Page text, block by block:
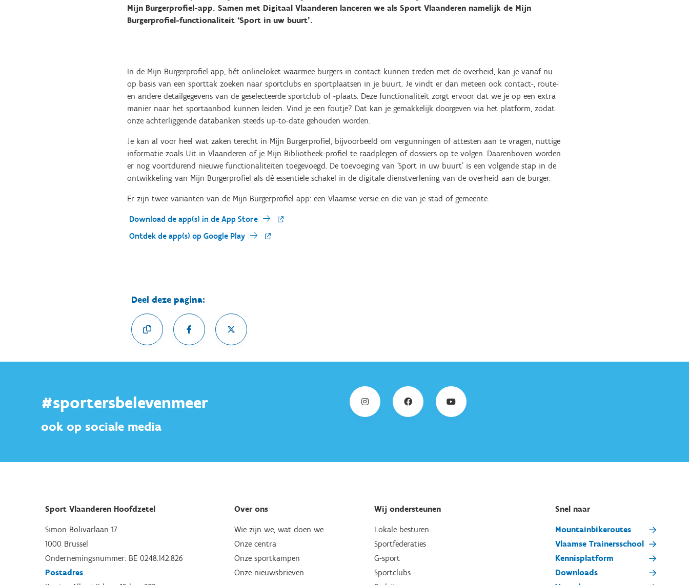
Mijn Burgerprofiel-app. Samen met Digitaal Vlaanderen lanceren we als Sport Vlaanderen namelijk de Mijn
Burgerprofiel-functionaliteit ‘Sport in uw buurt’.
In de Mijn Burgerprofiel-app, hét onlineloket waarmee burgers in contact kunnen treden met de overheid, kan je vanaf nu
op basis van een sporttak zoeken naar sportclubs en sportplaatsen in je buurt. Je vindt er dan meteen ook contact-, route-
en andere detailgegevens van de geselecteerde sportclub of -plaats. Deze functionaliteit zorgt ervoor dat we je op een extra
manier naar het sportaanbod kunnen leiden. Vind je een foutje? Dat kan je gemakkelijk doorgeven via het platform, zodat
onze achterliggende databanken steeds up-to-date gehouden worden.
Je kan al voor heel wat zaken terecht in Mijn Burgerprofiel, bijvoorbeeld om vergunningen of attesten aan te vragen, nuttige
informatie zoals Uit in Vlaanderen of je Mijn Bibliotheek-profiel te raadplegen of dossiers op te volgen. Daarenboven worden
er nog voortdurend nieuwe functionaliteiten toegevoegd. De toevoeging van ‘Sport in uw buurt’ is een volgende stap in de
ontwikkeling van Mijn Burgerprofiel als dé essentiële schakel in de digitale dienstverlening van de overheid aan de burger.
Er zijn twee varianten van de Mijn Burgerprofiel app: een Vlaamse versie en die van je stad of gemeente.
Download de app(s) in de App Store
Ontdek de app(s) op Google Play
Deel deze pagina:
#sportersbelevenmeer
ook op sociale media
Sport Vlaanderen Hoofdzetel
Simon Bolivarlaan 17
1000 Brussel
Ondernemingsnummer: BE 0248.142.826
Postadres
Over ons
Wie zijn we, wat doen we
Onze centra
Onze sportkampen
Onze nieuwsbrieven
Wij ondersteunen
Lokale besturen
Sportfederaties
G-sport
Sportclubs
Snel naar
Mountainbikeroutes
Vlaamse Trainersschool
Kennisplatform
Downloads